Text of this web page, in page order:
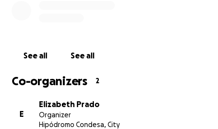
See all See all
Co-organizers 2
E
Elizabeth Prado
Organizer
Hipódromo Condesa, City